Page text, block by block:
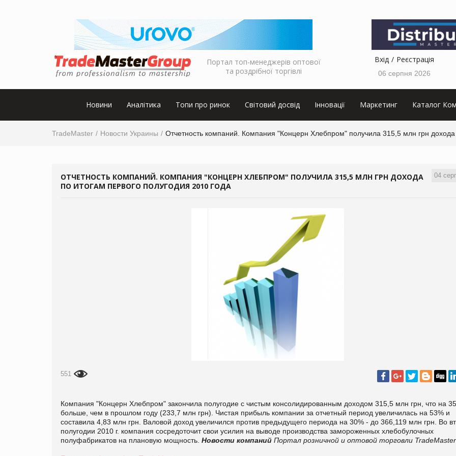
Портал топ-менеджерів оптової
та роздрібної торгівлі
Вхід Реєстрація
06 серпня 2026
Новини Аналітика Топи про ринок Світовий досвід Інновації Маркетинг Каталог
TradeMaster Новости Украины Отчетность компаний. Компания "Концерн Хлебпром" получила 315,5 млн грн дохода
04
ОТЧЕТНОСТЬ КОМПАНИЙ. КОМПАНИЯ "КОНЦЕРН ХЛЕБПРОМ" ПОЛУЧИЛА 315,5 МЛН ГРН ДОХОДА
ПО ИТОГАМ ПЕРВОГО ПОЛУГОДИЯ 2010 ГОДА
551
Компания "Концерн Хлебпром" закончила полугодие с чистым консолидированным доходом 315,5 млн грн, что на
больше, чем в прошлом году (233,7 млн грн). Чистая прибыль компании за отчетный период увеличилась на 53% и
составила 4,83 млн грн. Валовой доход увеличился против предыдущего периода на 30% - до 366,119 млн грн. Во
полугодии 2010 г. компания сосредоточит свои усилия на выводе производства замороженных хлебобулочных
полуфабрикатов на плановую мощность. Новости компаний Портал розничной и оптовой торговли TradeMaster